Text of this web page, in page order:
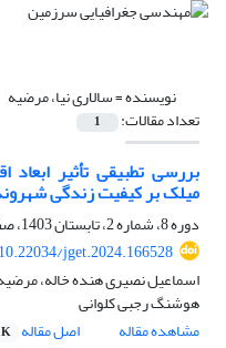
نویسنده =سالاری نیا، مرضیه
تعداد مقالات: 1
بررسی تطبیقی تأثیر ابعاد
میلک بر کیفیت زندگی
دوره 8، شماره 2، تابستان 1403، صفحه
10.22034/jget.2024.166528
اسماعیل نصیری هنده خاله،
هوشنگ رجبی کلوانی
مشاهده مقاله
اصل مقاله